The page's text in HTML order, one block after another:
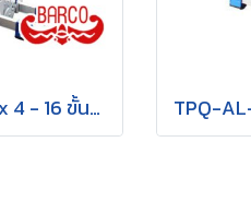
TPQ-AL-M3 (4 x 4 - 16 ขั้น) บันไดอเนกประสงค์อลูมิเนียม กาง พาด ทรง M "รุ่นข้อใหญ่" รุ่น M3 ขนาด 4 x 4 (16 ขั้น) BARCO